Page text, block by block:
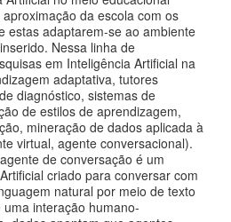
da escola com os
estas adaptarem-se ao ambiente
Nessa linha de
em Inteligência Artificial na
adaptativa, tutores
diagnóstico, sistemas de
de estilos de aprendizagem,
mineração de dados aplicada à
virtual, agente conversacional).
de conversação é um
criado para conversar com
natural por meio de texto
interação humano-